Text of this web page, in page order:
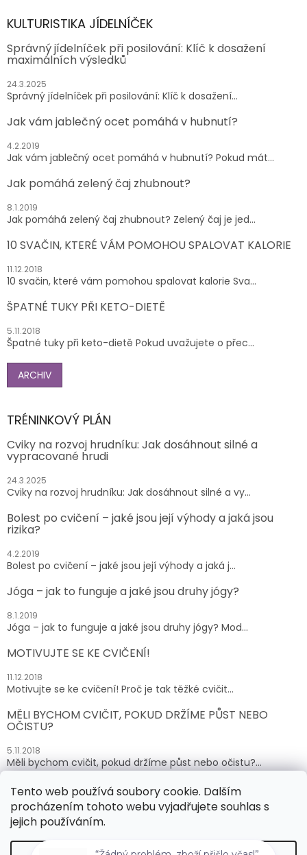
Tento web používá soubory cookie. Dalším
procházením tohoto webu vyjadřujete souhlas s
jejich používáním.
KULTURISTIKA JÍDELNÍČEK
Správný jídelníček při posilování: Klíč k dosažení
maximálních výsledků
24.3.2025
Správný jídelníček při posilování: Klíč k dosažení...
Jak vám jablečný ocet pomáhá v hubnutí?
4.2.2019
Jak vám jablečný ocet pomáhá v hubnutí? Pokud mát...
Jak pomáhá zelený čaj zhubnout?
8.1.2019
Jak pomáhá zelený čaj zhubnout? Zelený čaj je jed...
10 SVAČIN, KTERÉ VÁM POMOHOU SPALOVAT KALORIE
11.12.2018
10 svačin, které vám pomohou spalovat kalorie Sva...
ŠPATNÉ TUKY PŘI KETO-DIETĚ
5.11.2018
Špatné tuky při keto-dietě Pokud uvažujete o přec...
ARCHIV
TRÉNINKOVÝ PLÁN
Cviky na rozvoj hrudníku: Jak dosáhnout silné a
vypracované hrudi
24.3.2025
Cviky na rozvoj hrudníku: Jak dosáhnout silné a vy...
Bolest po cvičení – jaké jsou její výhody a jaká jsou
rizika?
4.2.2019
Bolest po cvičení – jaké jsou její výhody a jaká j...
Jóga – jak to funguje a jaké jsou druhy jógy?
8.1.2019
Jóga – jak to funguje a jaké jsou druhy jógy? Mod...
MOTIVUJTE SE KE CVIČENÍ!
11.12.2018
Motivujte se ke cvičení! Proč je tak těžké cvičit...
MĚLI BYCHOM CVIČIT, POKUD DRŽÍME PŮST NEBO
OČISTU?
5.11.2018
Měli bychom cvičit, pokud držíme půst nebo očistu?...
ARCHIV
Vytvořil Shoptet